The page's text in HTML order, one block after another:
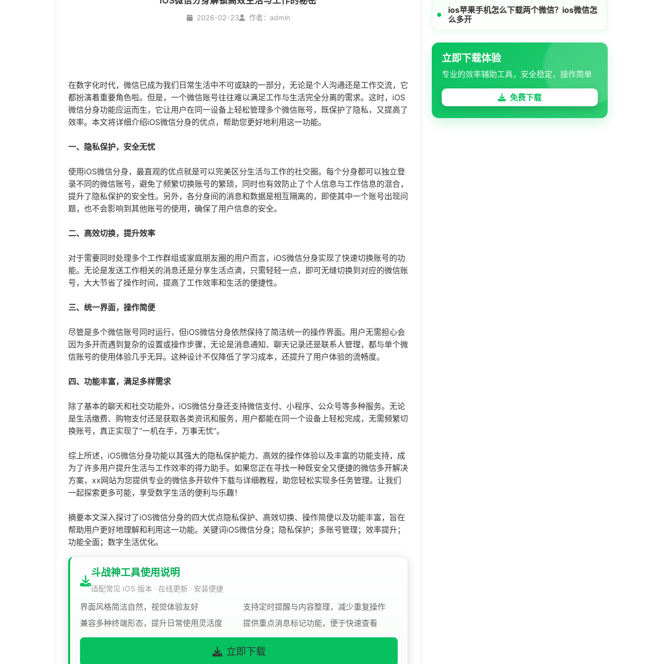
2026-02-23 作者：admin
在数字化时代，微信已成为我们日常生活中不可或缺的一部分，无论是个人沟通还是工作交流，它
都扮演着重要角色啦。但是，一个微信账号往往难以满足工作与生活完全分离的需求。这时，iOS
微信分身功能应运而生，它让用户在同一设备上轻松管理多个微信账号，既保护了隐私，又提高了
效率。本文将详细介绍iOS微信分身的优点，帮助您更好地利用这一功能。
一、隐私保护，安全无忧
使用iOS微信分身，最直观的优点就是可以完美区分生活与工作的社交圈。每个分身都可以独立登
录不同的微信账号，避免了频繁切换账号的繁琐，同时也有效防止了个人信息与工作信息的混合，
提升了隐私保护的安全性。另外，各分身间的消息和数据是相互隔离的，即使其中一个账号出现问
题，也不会影响到其他账号的使用，确保了用户信息的安全。
二、高效切换，提升效率
对于需要同时处理多个工作群组或家庭朋友圈的用户而言，iOS微信分身实现了快速切换账号的功
能。无论是发送工作相关的消息还是分享生活点滴，只需轻轻一点，即可无缝切换到对应的微信账
号，大大节省了操作时间，提高了工作效率和生活的便捷性。
三、统一界面，操作简便
尽管是多个微信账号同时运行，但iOS微信分身依然保持了简洁统一的操作界面。用户无需担心会
因为多开而遇到复杂的设置或操作步骤，无论是消息通知、聊天记录还是联系人管理，都与单个微
信账号的使用体验几乎无异。这种设计不仅降低了学习成本，还提升了用户体验的流畅度。
四、功能丰富，满足多样需求
除了基本的聊天和社交功能外，iOS微信分身还支持微信支付、小程序、公众号等多种服务。无论
是生活缴费、购物支付还是获取各类资讯和服务，用户都能在同一个设备上轻松完成，无需频繁切
换账号，真正实现了“一机在手，万事无忧”。
综上所述，iOS微信分身功能以其强大的隐私保护能力、高效的操作体验以及丰富的功能支持，成
为了许多用户提升生活与工作效率的得力助手。如果您正在寻找一种既安全又便捷的微信多开解决
方案，xx网站为您提供专业的微信多开软件下载与详细教程，助您轻松实现多任务管理。让我们
一起探索更多可能，享受数字生活的便利与乐趣！
摘要本文深入探讨了iOS微信分身的四大优点隐私保护、高效切换、操作简便以及功能丰富，旨在
帮助用户更好地理解和利用这一功能。关键词iOS微信分身；隐私保护；多账号管理；效率提升；
功能全面；数字生活优化。
斗战神工具使用说明
适配常见 iOS 版本 · 在线更新 · 安装便捷
界面风格简洁自然，视觉体验友好
支持定时提醒与内容整理，减少重复操作
兼容多种终端形态，提升日常使用灵活度
提供重点消息标记功能，便于快速查看
立即下载
ios苹果手机怎么下载两个微信？ios微信怎
么多开
立即下载体验
专业的效率辅助工具，安全稳定，操作简单
免费下载